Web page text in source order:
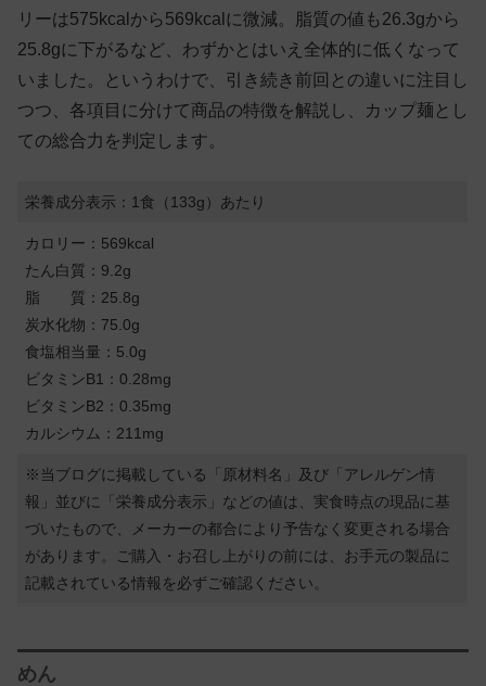
リーは575kcalから569kcalに微減。脂質の値も26.3gから
25.8gに下がるなど、わずかとはいえ全体的に低くなって
いました。というわけで、引き続き前回との違いに注目し
つつ、各項目に分けて商品の特徴を解説し、カップ麺とし
ての総合力を判定します。
栄養成分表示：1食（133g）あたり
カロリー：569kcal
たん白質：9.2g
脂 質：25.8g
炭水化物：75.0g
食塩相当量：5.0g
ビタミンB1：0.28mg
ビタミンB2：0.35mg
カルシウム：211mg
※当ブログに掲載している「原材料名」及び「アレルゲン情
報」並びに「栄養成分表示」などの値は、実食時点の現品に基
づいたもので、メーカーの都合により予告なく変更される場合
があります。ご購入・お召し上がりの前には、お手元の製品に
記載されている情報を必ずご確認ください。
めん